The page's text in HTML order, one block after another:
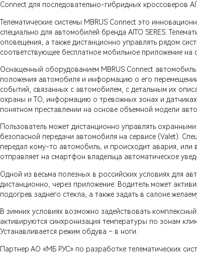
Connect для последовательно-гибридных кроссоверов
Телематические системы MBRUS Connect это
специально для автомобилей бренда AITO SERES.
оповещения, а также дистанционно управлять рядом
соответствующее бесплатное мобильное приложение на
Оснащенный оборудованием MBRUS Connect
положения автомобиля и информацию о его
событий, связанных с автомобилем, с детальным их
охраны и ТО, информацию о тревожных зонах и
понятном преставлении на основе объемной модели
Пользователь может дистанционно управлять
безопасной передачи автомобиля на сервисе (Valet).
передал кому-то автомобиль, и происходит авария,
отправляет на смартфон владельца автоматическое
Одной из весьма полезных в российских условиях для
дистанционно, через приложение. Водитель может
подогрев заднего стекла, а также задать в салоне
В зимних условиях возможно задействовать
активируются синхронизация температуры по зонам
Устанавливается режим обдува – в ноги.
Партнер АО «МБ РУС» по разработке телематических